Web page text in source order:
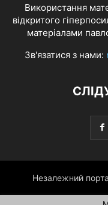
Використання
відкритого
матеріалами
Зв'язатися з нами:
Незалежний